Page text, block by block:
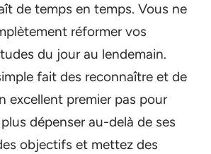
de temps en temps. Vous ne
réformer vos
du jour au lendemain.
fait des reconnaître et de
excellent premier pas pour
dépenser au-delà de ses
objectifs et mettez des